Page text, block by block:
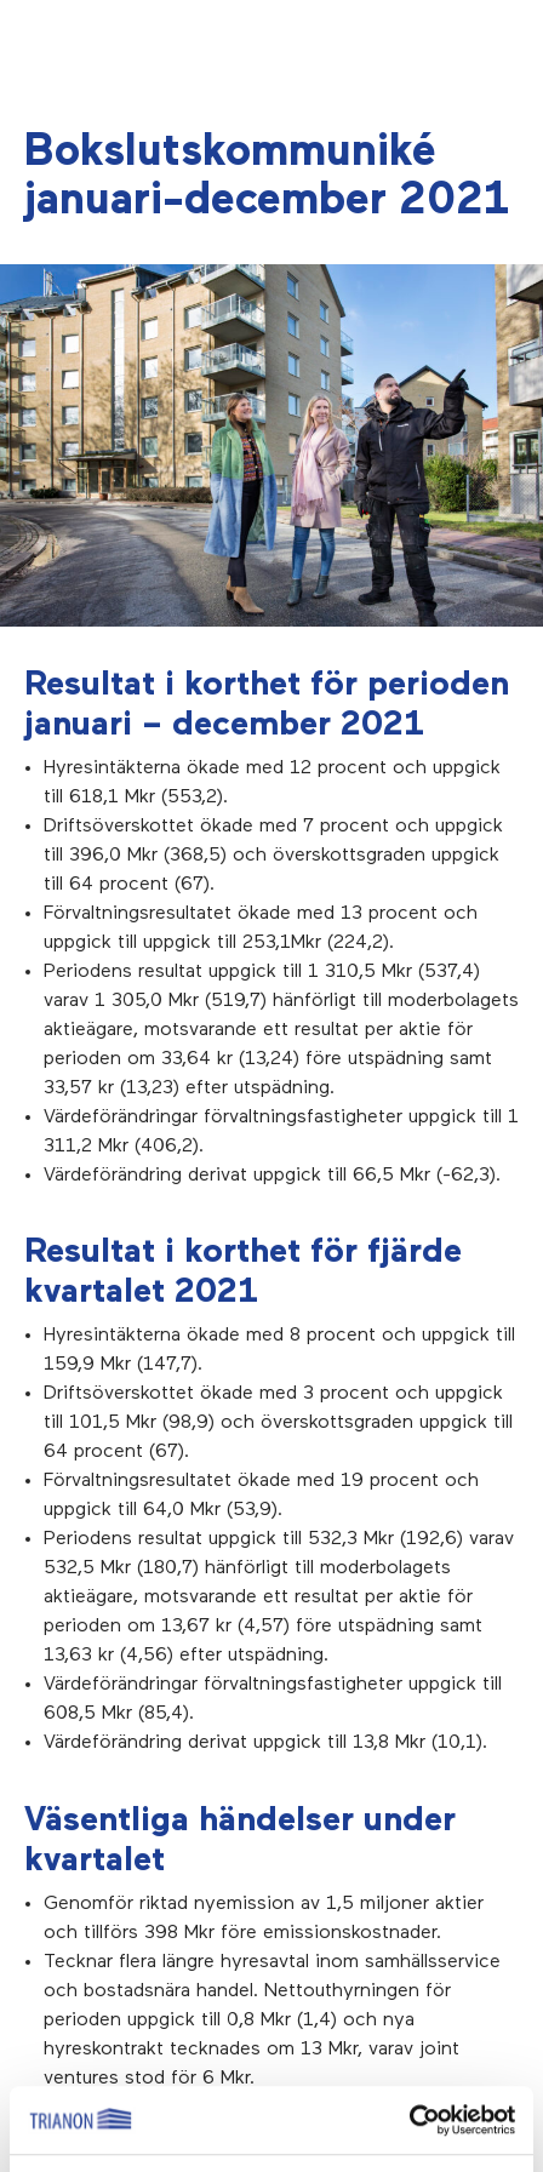
Bokslutskommuniké
januari-december 2021
Resultat i korthet för perioden
januari – december 2021
Hyresintäkterna ökade med 12 procent och uppgick
till 618,1 Mkr (553,2).
Driftsöverskottet ökade med 7 procent och uppgick
till 396,0 Mkr (368,5) och överskottsgraden uppgick
till 64 procent (67).
Förvaltningsresultatet ökade med 13 procent och
uppgick till uppgick till 253,1Mkr (224,2).
Periodens resultat uppgick till 1 310,5 Mkr (537,4)
varav 1 305,0 Mkr (519,7) hänförligt till moderbolagets
aktieägare, motsvarande ett resultat per aktie för
perioden om 33,64 kr (13,24) före utspädning samt
33,57 kr (13,23) efter utspädning.
Värdeförändringar förvaltningsfastigheter uppgick till 1
311,2 Mkr (406,2).
Värdeförändring derivat uppgick till 66,5 Mkr (-62,3).
Resultat i korthet för fjärde
kvartalet 2021
Hyresintäkterna ökade med 8 procent och uppgick till
159,9 Mkr (147,7).
Driftsöverskottet ökade med 3 procent och uppgick
till 101,5 Mkr (98,9) och överskottsgraden uppgick till
64 procent (67).
Förvaltningsresultatet ökade med 19 procent och
uppgick till 64,0 Mkr (53,9).
Periodens resultat uppgick till 532,3 Mkr (192,6) varav
532,5 Mkr (180,7) hänförligt till moderbolagets
aktieägare, motsvarande ett resultat per aktie för
perioden om 13,67 kr (4,57) före utspädning samt
13,63 kr (4,56) efter utspädning.
Värdeförändringar förvaltningsfastigheter uppgick till
608,5 Mkr (85,4).
Värdeförändring derivat uppgick till 13,8 Mkr (10,1).
Väsentliga händelser under
kvartalet
Genomför riktad nyemission av 1,5 miljoner aktier
och tillförs 398 Mkr före emissionskostnader.
Tecknar flera längre hyresavtal inom samhällsservice
och bostadsnära handel. Nettouthyrningen för
perioden uppgick till 0,8 Mkr (1,4) och nya
hyreskontrakt tecknades om 13 Mkr, varav joint
ventures stod för 6 Mkr.
Förvärvar i Malmö 174 lägenheter till ett värde av 630
Mkr, en samhällsfastighet, en handelsfastighet samt